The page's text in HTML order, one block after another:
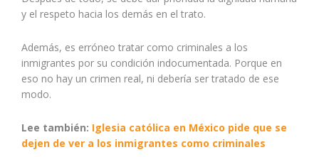
y el respeto hacia los demás en el trato.
Además, es erróneo tratar como criminales a los
inmigrantes por su condición indocumentada. Porque en
eso no hay un crimen real, ni debería ser tratado de ese
modo.
Lee también: Iglesia católica en México pide que se
dejen de ver a los inmigrantes como criminales